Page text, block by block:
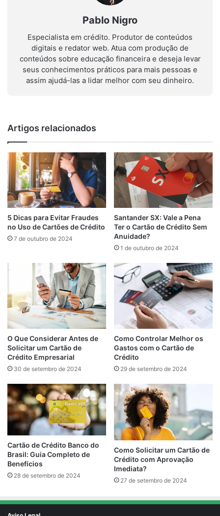
Pablo Nigro
Especialista em crédito. Produtor de conteúdos
digitais e redator web. Atua com produção de
conteúdos sobre educação financeira e deseja levar
seus conhecimentos práticos para mais pessoas e
assim ajudá-las a lidar melhor com seu dinheiro.
Artigos relacionados
5 Dicas para Evitar Fraudes
no Uso de Cartões de Crédito
7 de outubro de 2024
Santander SX: Vale a Pena
Ter o Cartão de Crédito Sem
Anuidade?
1 de outubro de 2024
O Que Considerar Antes de
Solicitar um Cartão de
Crédito Empresarial
30 de setembro de 2024
Como Controlar Melhor os
Gastos com o Cartão de
Crédito
29 de setembro de 2024
Cartão de Crédito Banco do
Brasil: Guia Completo de
Benefícios
28 de setembro de 2024
Como Solicitar um Cartão de
Crédito com Aprovação
Imediata?
27 de setembro de 2024